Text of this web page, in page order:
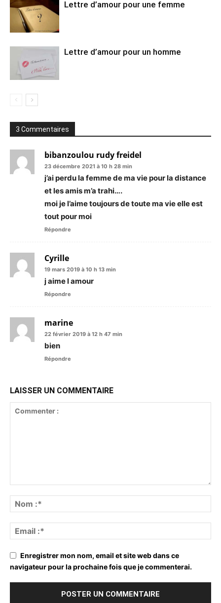
Lettre d’amour pour une femme
Lettre d’amour pour un homme
3 Commentaires
bibanzoulou rudy freidel
23 décembre 2021 à 10 h 28 min
j’ai perdu la femme de ma vie pour la distance
et les amis m’a trahi….
moi je l’aime toujours de toute ma vie elle est
tout pour moi
Répondre
Cyrille
19 mars 2019 à 10 h 13 min
j aime l amour
Répondre
marine
22 février 2019 à 12 h 47 min
bien
Répondre
LAISSER UN COMMENTAIRE
Enregistrer mon nom, email et site web dans ce
navigateur pour la prochaine fois que je commenterai.